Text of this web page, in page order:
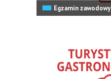
Egzamin zawodowy